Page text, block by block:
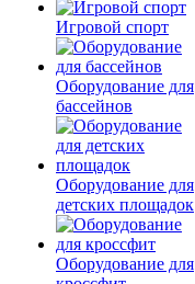
Игровой спорт
Оборудование для
бассейнов
Оборудование для
детских площадок
Оборудование для